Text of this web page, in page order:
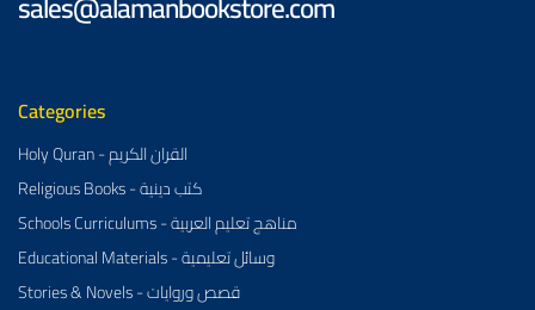
Categories
Holy Quran - القران الكريم
Religious Books - كتب دينية
Schools Curriculums - مناهج تعليم العربية
Educational Materials - وسائل تعليمية
Stories & Novels - قصص وروايات